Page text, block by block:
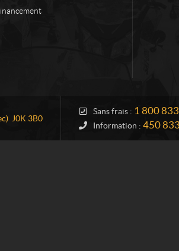
J0K 3B0
Sans frais : 1 800
Information : 450